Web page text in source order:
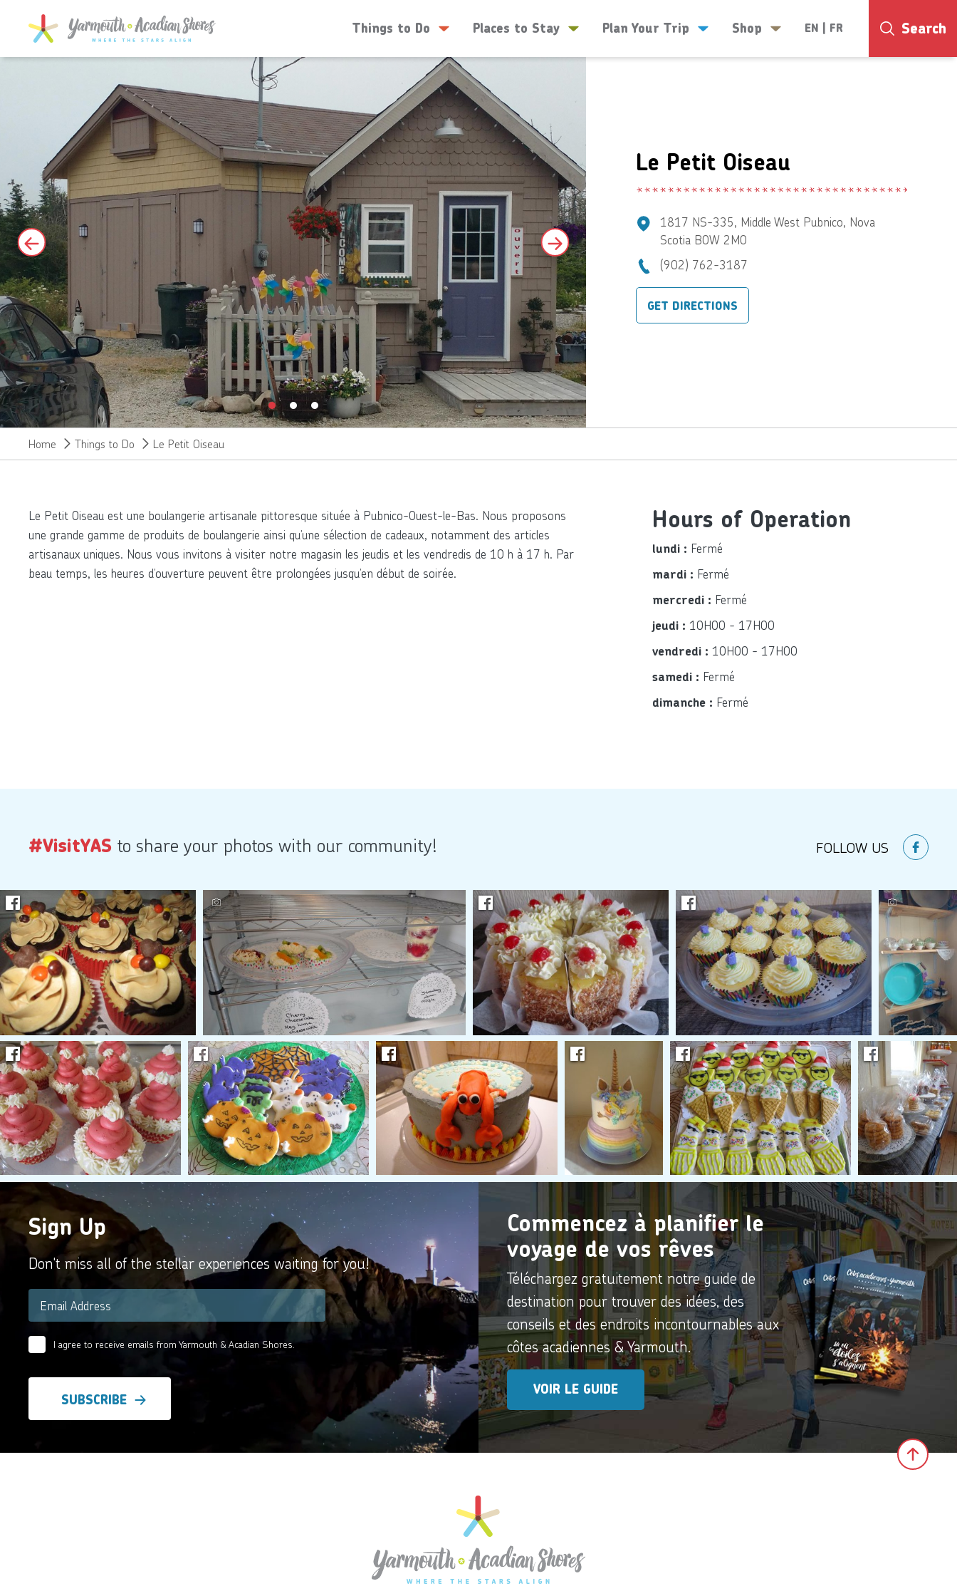
SKIP TO MAIN CONTENT
Things to Do
Places to Stay Plan Your Trip Shop EN FR Search
Le Petit Oiseau
1817 NS-335, Middle West Pubnico, Nova
Scotia B0W 2M0
(902) 762-3187
GET DIRECTIONS
Home Things to Do Le Petit Oiseau
Le Petit Oiseau est une boulangerie artisanale pittoresque située à Pubnico-Ouest-le-Bas. Nous proposons
une grande gamme de produits de boulangerie ainsi qu’une sélection de cadeaux, notamment des articles
artisanaux uniques. Nous vous invitons à visiter notre magasin les jeudis et les vendredis de 10 h à 17 h. Par
beau temps, les heures d’ouverture peuvent être prolongées jusqu’en début de soirée.
Hours of Operation
lundi : Fermé
mardi : Fermé
mercredi : Fermé
jeudi : 10H00 - 17H00
vendredi : 10H00 - 17H00
samedi : Fermé
dimanche : Fermé
#VisitYAS to share your photos with our community! FOLLOW US
Sign Up
Don't miss all of the stellar experiences waiting for you!
Email *
EmailI agree to receive emails from Yarmouth & Acadian Shores.
Commencez à planifier le
voyage de vos rêves
Téléchargez gratuitement notre guide de
destination pour trouver des idées, des
conseils et des endroits incontournables aux
côtes acadiennes & Yarmouth.
VOIR LE GUIDE